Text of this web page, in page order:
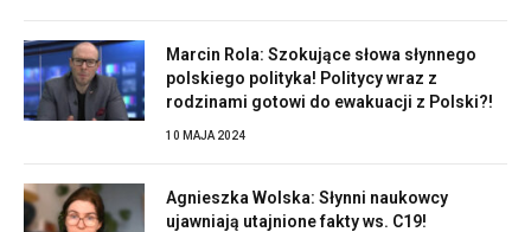
Marcin Rola: Szokujące słowa słynnego
polskiego polityka! Politycy wraz z
rodzinami gotowi do ewakuacji z Polski?!
10 MAJA 2024
Agnieszka Wolska: Słynni naukowcy
ujawniają utajnione fakty ws. C19!